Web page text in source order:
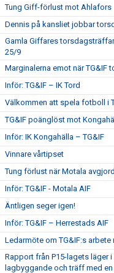
Tung Giff-förlust mot Ahlafors
Dennis på kansliet jobbar
Gamla Giffares
25/9
Marginalerna emot när TG&IF
Inför: TG&IF – IK Tord
Välkommen att spela fotboll i
TG&IF poänglöst mot
Inför: IK Kongahälla – TG&IF
Vinnare vårtipset
Tung förlust när Motala
Inför: TG&IF - Motala AIF
Äntligen seger igen!
Inför: TG&IF – Herrestads AIF
Ledarmöte om TG&IF:s
Rapport från P15-lagets läger i
lagbyggande och träff med